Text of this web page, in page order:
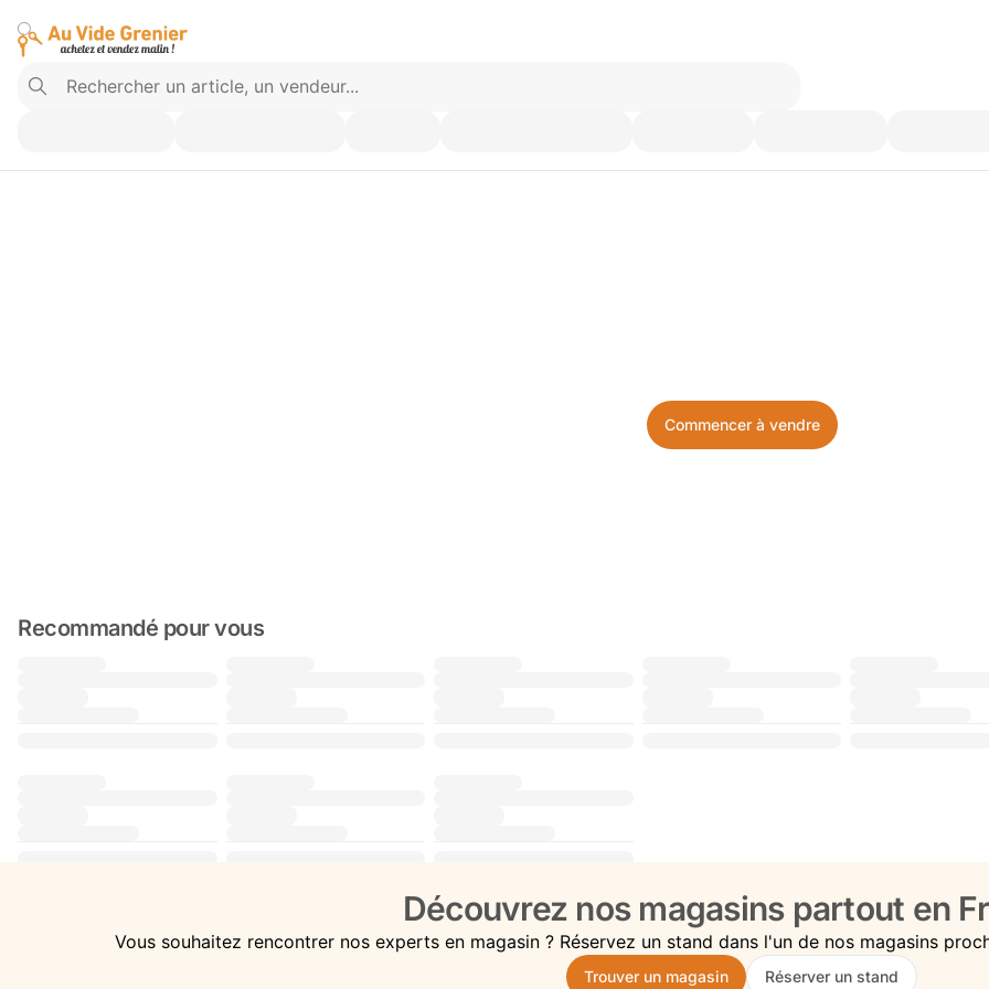
Commencer à vendre
Recommandé pour vous
Découvrez nos magasins partout en
Vous souhaitez rencontrer nos experts en magasin ? Réservez un stand dans l'un de nos magasins
Trouver un magasin Réserver un stand